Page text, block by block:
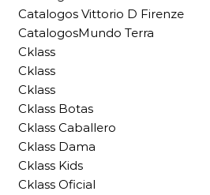
Catalogos Vittorio D Firenze
CatalogosMundo Terra
Cklass
Cklass
Cklass
Cklass Botas
Cklass Caballero
Cklass Dama
Cklass Kids
Cklass Oficial